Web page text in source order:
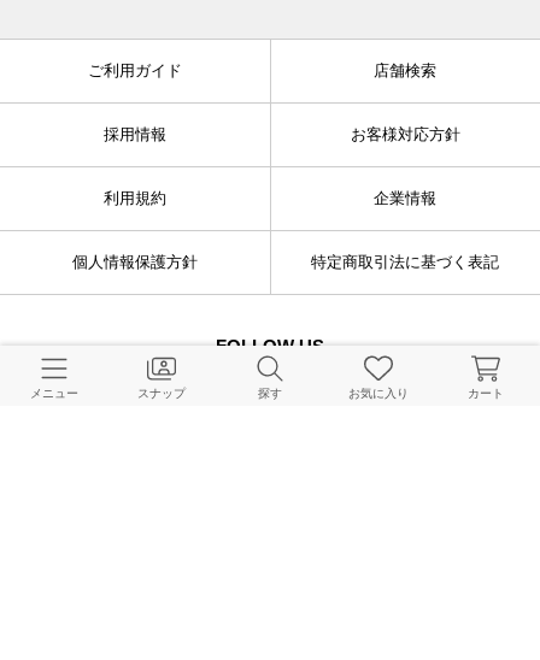
ご利用ガイド 店舗検索
採用情報 お客様対応方針
利用規約 企業情報
個人情報保護方針 特定商取引法に基づく表記
FOLLOW US
メニュー スナップ 探す お気に入り カート